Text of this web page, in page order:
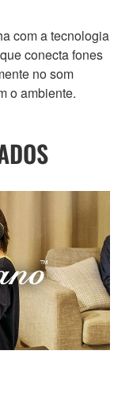
com a tecnologia
conecta fones
no som
o ambiente.